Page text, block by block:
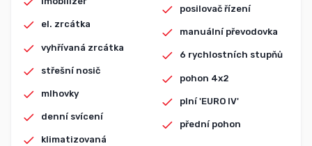
el. zrcátka
vyhřívaná zrcátka
střešní nosič
mlhovky
denní svícení
klimatizovaná
posilovač řízení
manuální převodovka
6 rychlostních stupňů
pohon 4x2
plní 'EURO IV'
přední pohon